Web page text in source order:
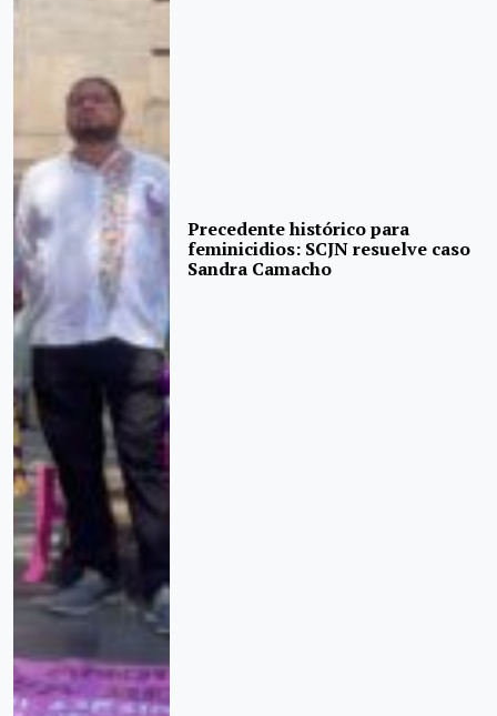
Precedente histórico para
feminicidios: SCJN resuelve caso
Sandra Camacho